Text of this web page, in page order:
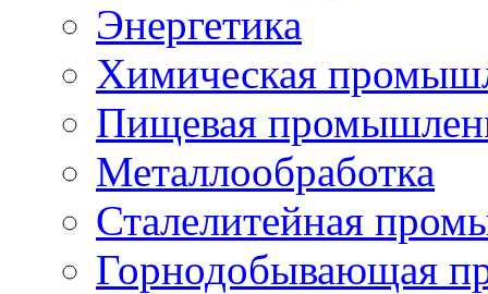
Энергетика
Химическая
Пищевая
Металлообработка
Сталелитейная
Горнодобывающая